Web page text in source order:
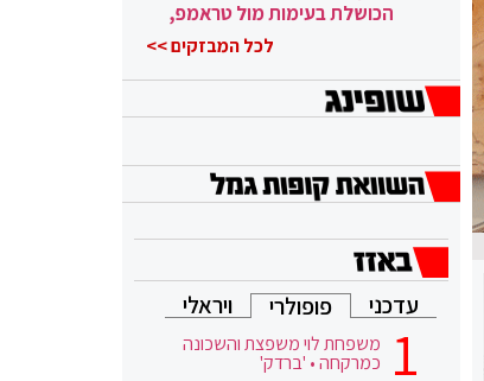
הכושלת בעימות מול טראמפ,
לכל המבזקים >>
עדכני פופולרי ויראלי
משפחת לוי משפצת והשכונה
כמרקחה • 'ברדק'